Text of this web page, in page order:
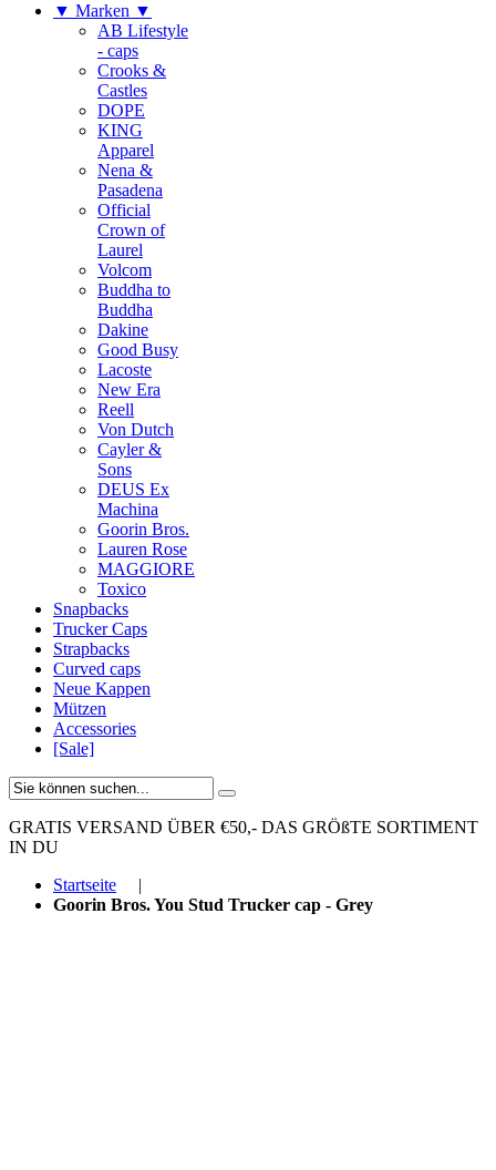
▼ Marken ▼
AB Lifestyle
- caps
Crooks &
Castles
DOPE
KING
Apparel
Nena &
Pasadena
Official
Crown of
Laurel
Volcom
Buddha to
Buddha
Dakine
Good Busy
Lacoste
New Era
Reell
Von Dutch
Cayler &
Sons
DEUS Ex
Machina
Goorin Bros.
Lauren Rose
MAGGIORE
Toxico
Snapbacks
Trucker Caps
Strapbacks
Curved caps
Neue Kappen
Mützen
Accessories
[Sale]
GRATIS VERSAND ÜBER €50,- DAS GRÖßTE SORTIMENT
IN DU
Startseite
|
Goorin Bros. You Stud Trucker cap - Grey